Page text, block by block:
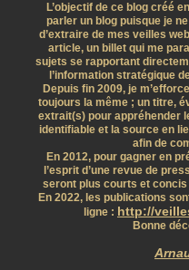
L’objectif de ce blog créé
parler un blog puisque je
d’extraire de mes veilles
article, un billet qui me
sujets se rapportant
l’information stratégique
Depuis fin 2009, je
toujours la même ; un titre,
extrait(s) pour appréhender
identifiable et la source en
afin de
En 2012, pour gagner en
l’esprit d’une revue de
seront plus courts et concis
En 2022, les publications
ligne : http://
Bonne